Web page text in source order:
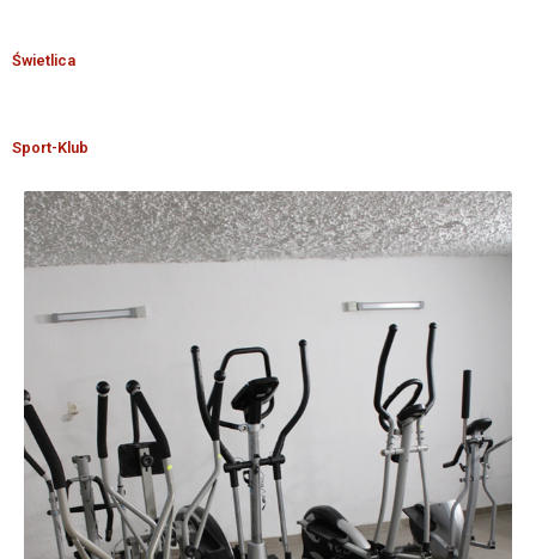
Świetlica
Sport-Klub